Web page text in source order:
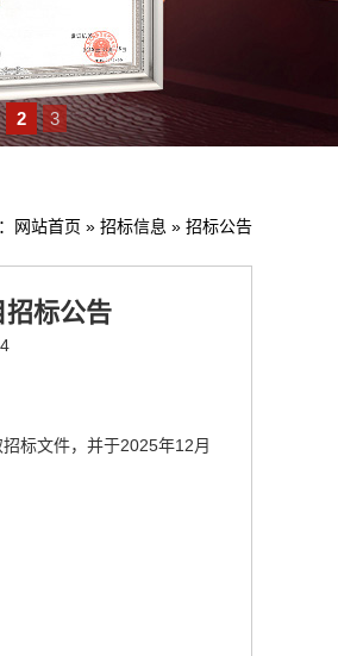
2 3
网站首页 » 招标信息 » 招标公告
标公告
标文件，并于2025年12月